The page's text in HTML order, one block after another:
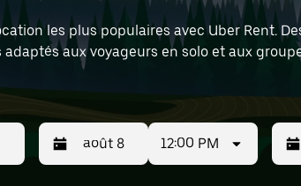
les plus populaires avec Uber Rent.
aux voyageurs en solo et aux
Exupéry Airport) pour trouver des voitures
12:00 PM